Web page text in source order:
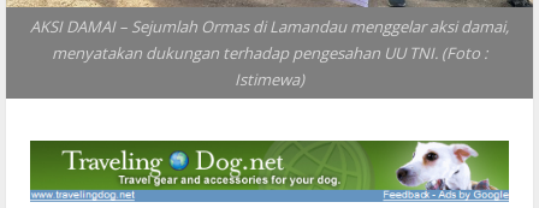
AKSI DAMAI – Sejumlah Ormas di Lamandau menggelar aksi damai,
menyatakan dukungan terhadap pengesahan UU TNI. (Foto :
Istimewa)